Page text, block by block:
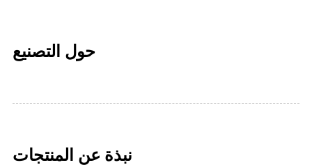
حول التصنيع
نبذة عن المنتجات